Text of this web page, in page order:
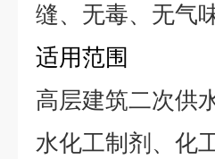
缝、无毒、无气
适用范围
高层建筑二次供
水化工制剂、化